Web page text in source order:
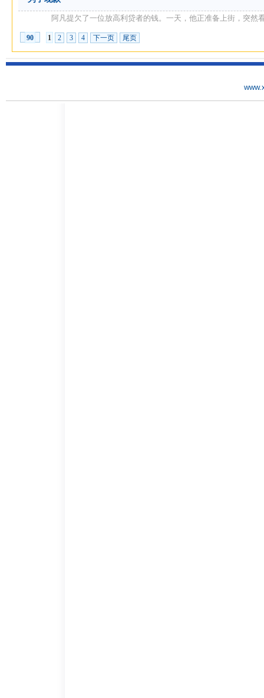
阿凡提欠了一位放高利贷者的钱。一天，他正准备上街，突然
90 1 2 3 4 下一页 尾页